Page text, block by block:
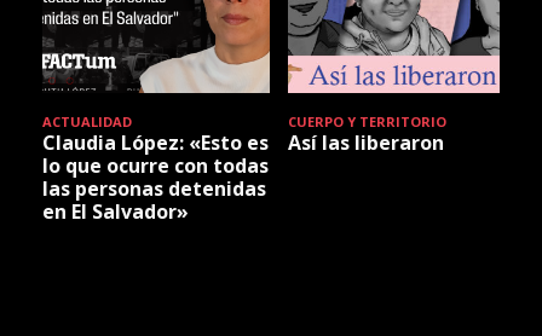
ACTUALIDAD
Claudia López: «Esto es
lo que ocurre con todas
las personas detenidas
en El Salvador»
CUERPO Y TERRITORIO
Así las liberaron